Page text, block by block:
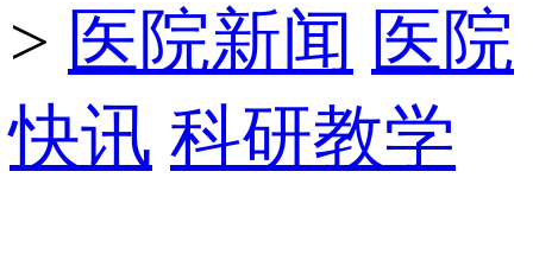
> 医院新闻 医院
快讯 科研教学